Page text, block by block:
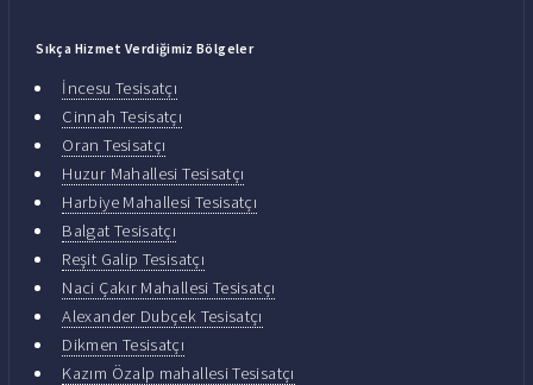
Sıkça Hizmet Verdiğimiz Bölgeler
İncesu Tesisatçı
Cinnah Tesisatçı
Oran Tesisatçı
Huzur Mahallesi Tesisatçı
Harbiye Mahallesi Tesisatçı
Balgat Tesisatçı
Reşit Galip Tesisatçı
Naci Çakır Mahallesi Tesisatçı
Alexander Dubçek Tesisatçı
Dikmen Tesisatçı
Kazım Özalp mahallesi Tesisatçı